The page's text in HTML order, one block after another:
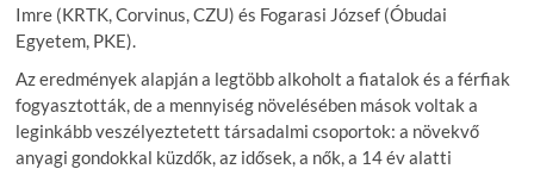
Imre (KRTK, Corvinus, CZU) és Fogarasi József (Óbudai
Egyetem, PKE).
Az eredmények alapján a legtöbb alkoholt a fiatalok és a férfiak
fogyasztották, de a mennyiség növelésében mások voltak a
leginkább veszélyeztetett társadalmi csoportok: a növekvő
anyagi gondokkal küzdők, az idősek, a nők, a 14 év alatti